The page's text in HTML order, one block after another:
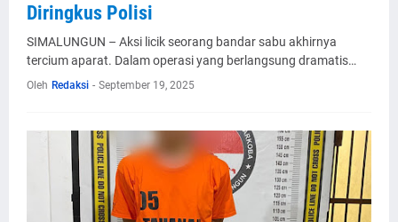
Diringkus Polisi
SIMALUNGUN – Aksi licik seorang bandar sabu akhirnya
tercium aparat. Dalam operasi yang berlangsung dramatis…
Oleh Redaksi - September 19, 2025